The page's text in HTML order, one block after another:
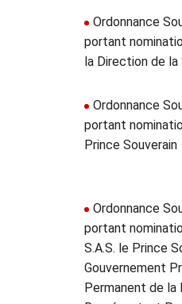
Ordonnance
portant
la Direction de
Ordonnance
portant
Prince Souverain
Ordonnance
portant
S.A.S. le Prince
Gouvernement
Permanent de la